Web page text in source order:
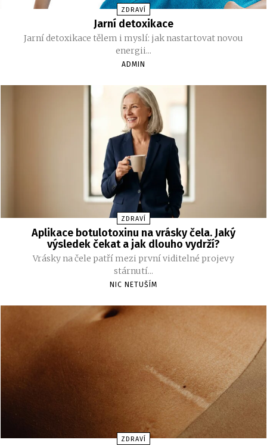
ZDRAVÍ
Jarní detoxikace
Jarní detoxikace tělem i myslí: jak nastartovat novou
energii...
ADMIN
ZDRAVÍ
Aplikace botulotoxinu na vrásky čela. Jaký
výsledek čekat a jak dlouho vydrží?
Vrásky na čele patří mezi první viditelné projevy
stárnutí...
NIC NETUŠÍM
ZDRAVÍ